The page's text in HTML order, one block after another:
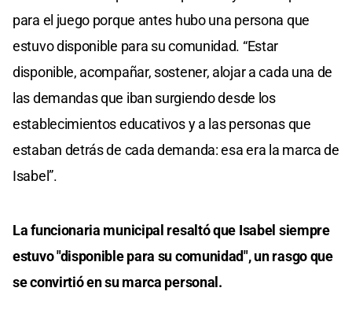
para el juego porque antes hubo una persona que
estuvo disponible para su comunidad. “Estar
disponible, acompañar, sostener, alojar a cada una de
las demandas que iban surgiendo desde los
establecimientos educativos y a las personas que
estaban detrás de cada demanda: esa era la marca de
Isabel”.
La funcionaria municipal resaltó que Isabel siempre
estuvo "disponible para su comunidad", un rasgo que
se convirtió en su marca personal.